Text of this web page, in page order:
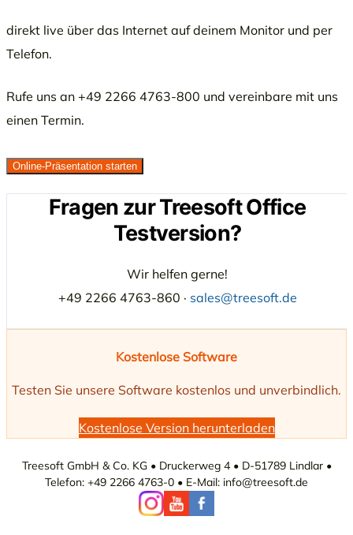
direkt live über das Internet auf deinem Monitor und per
Telefon.
Rufe uns an +49 2266 4763-800 und vereinbare mit uns
einen Termin.
Online-Präsentation starten
Fragen zur Treesoft Office
Testversion?
Wir helfen gerne!
+49 2266 4763-860 · sales@treesoft.de
Kostenlose Software
Testen Sie unsere Software kostenlos und unverbindlich.
Kostenlose Version herunterladen
Treesoft GmbH & Co. KG • Druckerweg 4 • D-51789 Lindlar •
Telefon: +49 2266 4763-0 • E-Mail: info@treesoft.de